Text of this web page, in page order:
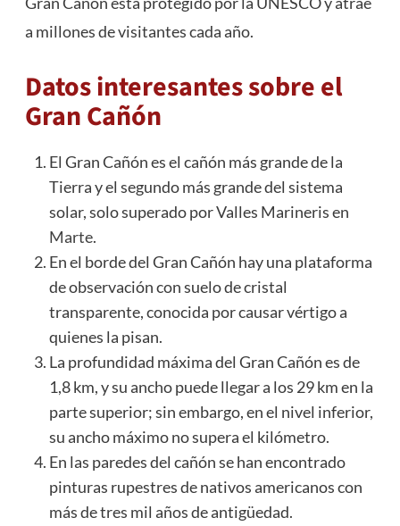
a millones de visitantes cada año.
Datos interesantes sobre el
Gran Cañón
El Gran Cañón es el cañón más grande de la
Tierra y el segundo más grande del sistema
solar, solo superado por Valles Marineris en
Marte.
En el borde del Gran Cañón hay una plataforma
de observación con suelo de cristal
transparente, conocida por causar vértigo a
quienes la pisan.
La profundidad máxima del Gran Cañón es de
1,8 km, y su ancho puede llegar a los 29 km en la
parte superior; sin embargo, en el nivel inferior,
su ancho máximo no supera el kilómetro.
En las paredes del cañón se han encontrado
pinturas rupestres de nativos americanos con
más de tres mil años de antigüedad.